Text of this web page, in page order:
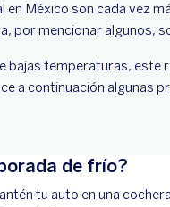
México son cada vez
por mencionar algunos,
bajas temperaturas, este
a continuación algunas
de frío?
tu auto en una